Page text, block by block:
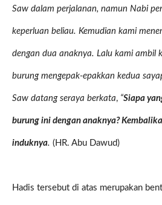
Saw dalam perjalanan, namun Nabi
keperluan beliau. Kemudian kami
dengan dua anaknya. Lalu kami ambil
burung mengepak-epakkan kedua
Saw datang seraya berkata, “Siapa
burung ini dengan anaknya?
induknya. (HR. Abu Dawud)
Hadis tersebut di atas merupakan